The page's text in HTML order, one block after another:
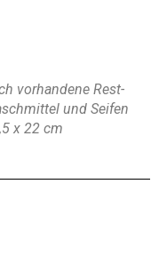
vorhandene Rest-
und Seifen
x 22 cm